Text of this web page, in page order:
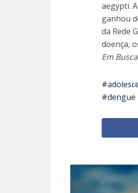
aegypti.
ganhou
da Rede
doença,
Em
dengue